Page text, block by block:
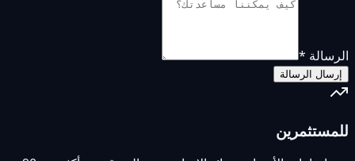
الرسالة *
إرسال الرسالة
للمستثمرين